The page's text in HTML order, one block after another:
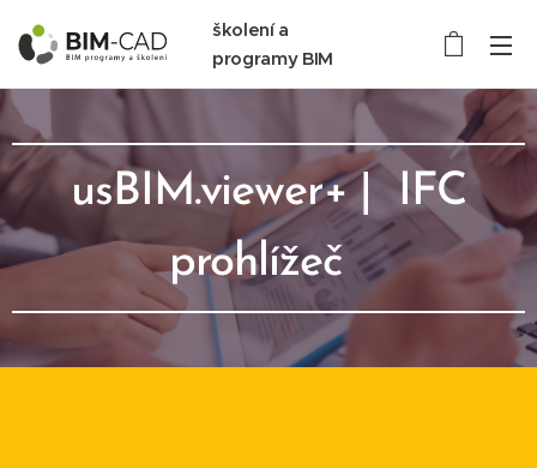
školení a
programy BIM
usBIM.viewer+ | IFC
prohlížeč